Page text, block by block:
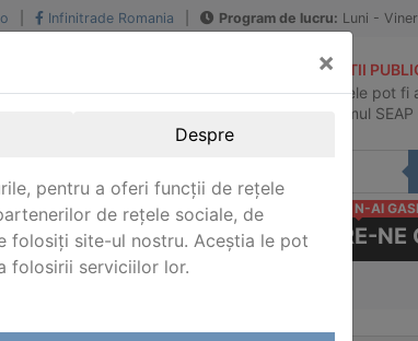
Infinitrade Romania Program de lucru: Luni -
din stoc intern sau
ACHIZITII
Produsele pot fi
in sistemul
CERE-NE
N-AI
×
Despre
pentru a oferi funcții de rețele
de rețele sociale, de
folosiți site-ul nostru. Aceștia le pot
folosirii serviciilor lor.